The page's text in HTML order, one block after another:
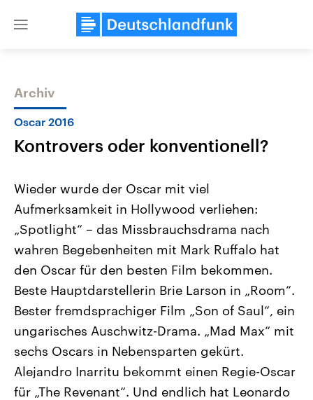
Close
Themen
Landtagswahl Sachsen-Anhalt
2026
Alle Informationen
Sachsen-Anhalt wählt am 6.
September 2026 einen neuen
Landtag. Seit 2021 wird das
Bundesland von einer Koalition aus
Umfragen, Prognosen,
Wahlprogramme, aktuelle Berichte
und Hintergründe zu den Parteien
und Kandidaten der anstehenden
Wahl.
USA
Aktuelle Beiträge,
Hintergründe
Wirtschaftlich und
gehören die Vereinigten
den mächtigsten Ländern
mit großem Einfluss auf
Sendungen Programm Podcasts
Audio-Archiv
Archiv
Oscar 2016
Kontrovers oder konventionell?
Wieder wurde der Oscar mit viel
Aufmerksamkeit in Hollywood verliehen:
„Spotlight“ – das Missbrauchsdrama nach
wahren Begebenheiten mit Mark Ruffalo hat
den Oscar für den besten Film bekommen.
Beste Hauptdarstellerin Brie Larson in „Room“.
Bester fremdsprachiger Film „Son of Saul“, ein
ungarisches Auschwitz-Drama. „Mad Max“ mit
sechs Oscars in Nebensparten gekürt.
Alejandro Inarritu bekommt einen Regie-Oscar
für „The Revenant“. Und endlich hat Leonardo